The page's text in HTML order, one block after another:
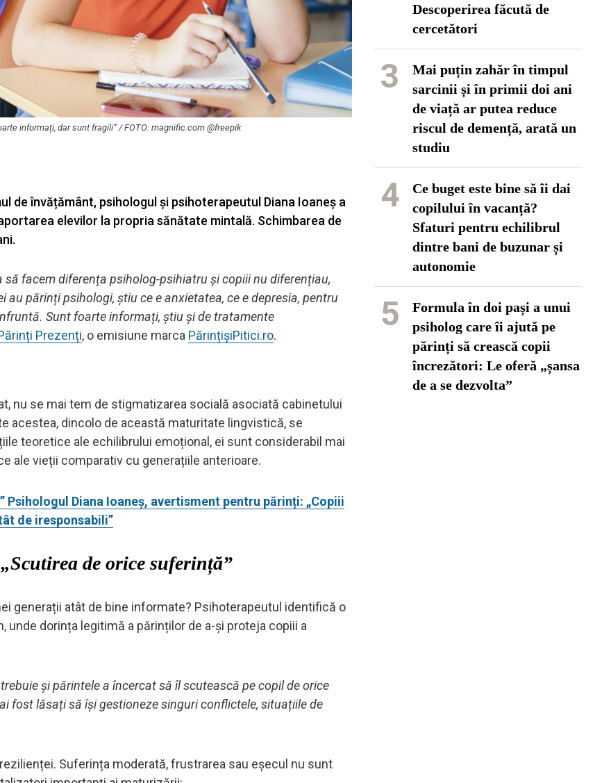
informați, dar sunt fragili” / FOTO: magnific.com @freepik
de învățământ, psihologul și psihoterapeutul Diana Ioaneș a
elevilor la propria sănătate mintală. Schimbarea de
facem diferența psiholog-psihiatru și copiii nu diferențiau,
părinți psihologi, știu ce e anxietatea, ce e depresia, pentru
Sunt foarte informați, știu și de tratamente
Prezenți, o emisiune marca PărințișiPitici.ro.
nu se mai tem de stigmatizarea socială asociată cabinetului
acestea, dincolo de această maturitate lingvistică, se
teoretice ale echilibrului emoțional, ei sunt considerabil mai
ale vieții comparativ cu generațiile anterioare.
Psihologul Diana Ioaneș, avertisment pentru părinți: „Copiii
de iresponsabili”
„Scutirea de orice suferință”
generații atât de bine informate? Psihoterapeutul identifică o
unde dorința legitimă a părinților de a-și proteja copiii a
și părintele a încercat să îl scutească pe copil de orice
fost lăsați să își gestioneze singuri conflictele, situațiile de
Suferința moderată, frustrarea sau eșecul nu sunt
Descoperirea făcută de
cercetători
3
Mai puțin zahăr în timpul
sarcinii și în primii doi ani
de viață ar putea reduce
riscul de demență, arată un
studiu
4
Ce buget este bine să îi dai
copilului în vacanță?
Sfaturi pentru echilibrul
dintre bani de buzunar și
autonomie
5
Formula în doi pași a unui
psiholog care îi ajută pe
părinți să crească copii
încrezători: Le oferă „șansa
de a se dezvolta”